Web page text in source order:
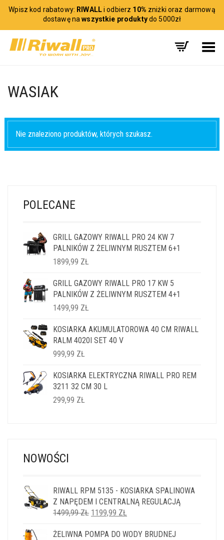
Wpisz kod rabatowy: RIWALLi odbierz 10% zniżki oraz darmową
dostawę nawszystkie produktydo 5000zł
Toggle Menu
WASIAK
Nie znaleziono produktów, których szukasz.
POLECANE
GRILL GAZOWY RIWALL PRO 24 KW 7
PALNIKÓW Z ŻELIWNYM RUSZTEM 6+1
1899,99 ZŁ
GRILL GAZOWY RIWALL PRO 17 KW 5
PALNIKÓW Z ŻELIWNYM RUSZTEM 4+1
1499,99 ZŁ
KOSIARKA AKUMULATOROWA 40 CM RIWALL
RALM 4020I SET 40 V
999,99 ZŁ
KOSIARKA ELEKTRYCZNA RIWALL PRO REM
3211 32 CM 30 L
299,99 ZŁ
NOWOŚCI
RIWALL RPM 5135 - KOSIARKA SPALINOWA
Z NAPĘDEM I CENTRALNĄ REGULACJĄ
1499,99ZŁ PIERWOTNA
WYNOSIŁA:
1199,99 ZŁ
WYNOSI:
ŻELIWNA POMPA DO WODY BRUDNEJ